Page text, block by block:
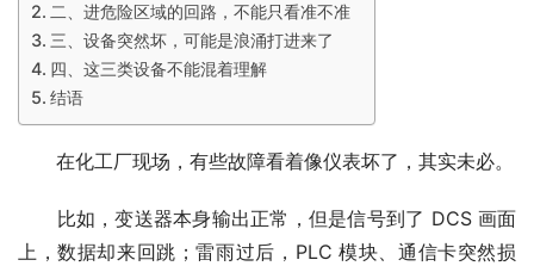
二、进危险区域的回路，不能只看准不准
三、设备突然坏，可能是浪涌打进来了
四、这三类设备不能混着理解
结语
在化工厂现场，有些故障看着像仪表坏了，其实未必。
比如，变送器本身输出正常，但是信号到了 DCS 画面
上，数据却来回跳；雷雨过后，PLC 模块、通信卡突然损